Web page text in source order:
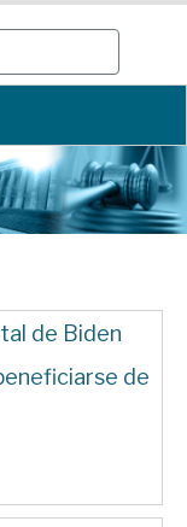
de Biden
de